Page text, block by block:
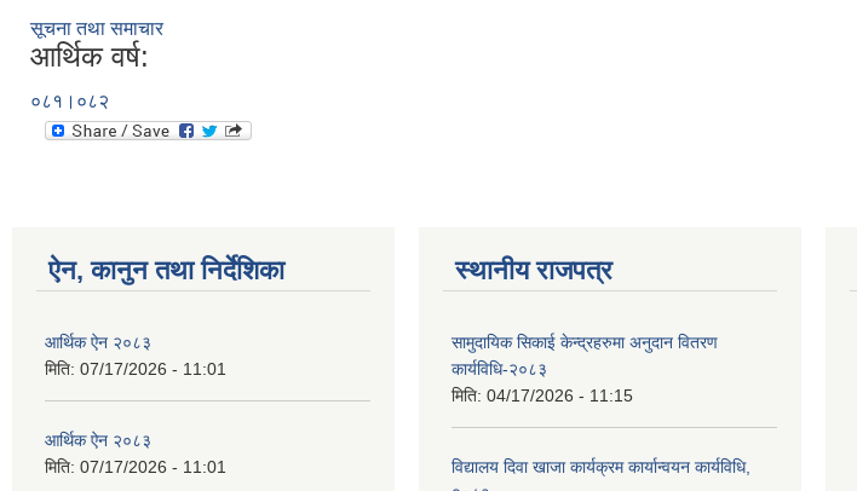
सूचना तथा समाचार
आर्थिक वर्ष:
०८१।०८२
ऐन, कानुन तथा निर्देशिका
आर्थिक ऐन २०८३
मिति: 07/17/2026 - 11:01
आर्थिक ऐन २०८३
मिति: 07/17/2026 - 11:01
स्थानीय राजपत्र
सामुदायिक सिकाई केन्द्रहरुमा अनुदान वितरण
कार्यविधि-२०८३
मिति: 04/17/2026 - 11:15
विद्यालय दिवा खाजा कार्यक्रम कार्यान्वयन कार्यविधि,